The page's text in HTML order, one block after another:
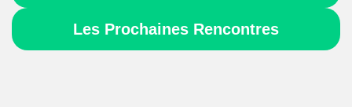
Les Prochaines Rencontres